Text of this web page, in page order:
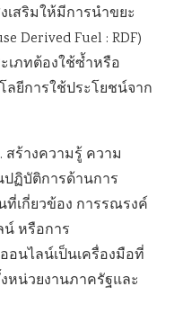
สริมให้มีการนำขยะ
Derived Fuel : RDF)
เภทต้องใช้ซ้ำหรือ
ลยีการใช้ประโยชน์จาก
สร้างความรู้ ความ
ปฏิบัติการด้านการ
เกี่ยวข้อง การรณรงค์
หรือการ
นไลน์เป็นเครื่องมือที่
หน่วยงานภาครัฐและ